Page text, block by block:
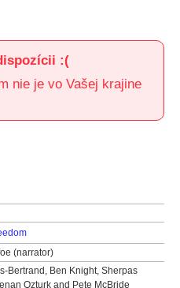
:(
nie je vo Vašej krajine
(narrator)
Bertrand, Ben Knight, Sherpas
Ozturk and Pete McBride